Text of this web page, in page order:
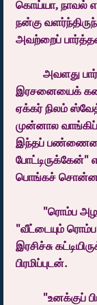
கொய்யா, நாவல்
நன்கு
அவற்றைப்
இரசனையைக்
ஏக்கர் நிலம்
முன்னால
இந்தப்
போட்டிருக்கேன்"
பொங்கச்
"வீட்டையும் ரொம்ப
இரசிச்சு
பிரமிப்புடன்.
"உனக்குப்